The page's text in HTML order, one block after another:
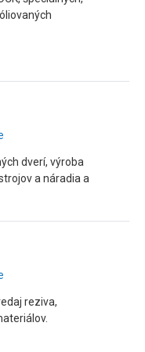
dverí, výroba
a náradia a
reziva,